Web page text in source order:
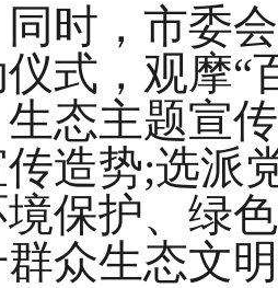
，市委会
仪式，观摩
态主题宣
造势;选派
保护、绿
众生态文